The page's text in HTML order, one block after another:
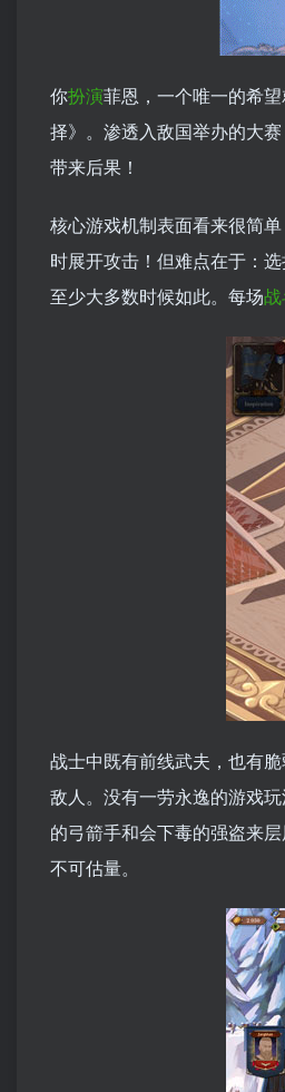
你扮演菲恩，一个唯一的希
择》。渗透入敌国举办的大
带来后果！
核心游戏机制表面看来很简
时展开攻击！但难点在于：
至少大多数时候如此。每场
战士中既有前线武夫，也有
敌人。没有一劳永逸的游戏
的弓箭手和会下毒的强盗来
不可估量。